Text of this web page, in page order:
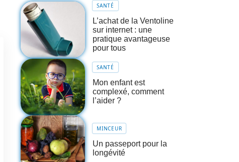
SANTÉ
L’achat de la Ventoline
sur internet : une
pratique avantageuse
pour tous
SANTÉ
Mon enfant est
complexé, comment
l’aider ?
MINCEUR
Un passeport pour la
longévité